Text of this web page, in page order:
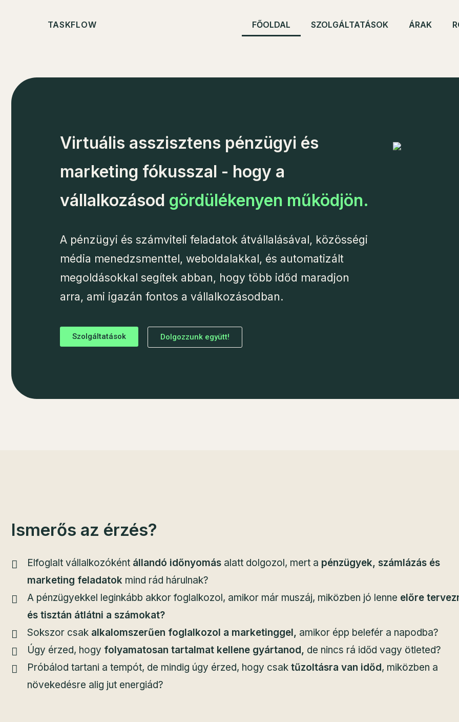
TASKFLOW FŐOLDAL SZOLGÁLTATÁSOK ÁRAK
Virtuális asszisztens pénzügyi és
marketing fókusszal - hogy a
vállalkozásod gördülékenyen működjön.
A pénzügyi és számviteli feladatok átvállalásával, közösségi
média menedzsmenttel, weboldalakkal, és automatizált
megoldásokkal segítek abban, hogy több időd maradjon
arra, ami igazán fontos a vállalkozásodban.
Szolgáltatások Dolgozzunk együtt!
Ismerős az érzés?
Elfoglalt vállalkozóként állandó időnyomás alatt dolgozol, mert a pénzügyek, számlázás és
marketing feladatok mind rád hárulnak?
A pénzügyekkel leginkább akkor foglalkozol, amikor már muszáj, miközben jó lenne előre
és tisztán átlátni a számokat?
Sokszor csak alkalomszerűen foglalkozol a marketinggel, amikor épp belefér a napodba?
Úgy érzed, hogy folyamatosan tartalmat kellene gyártanod, de nincs rá időd vagy ötleted?
Próbálod tartani a tempót, de mindig úgy érzed, hogy csaktűzoltásra van időd, miközben a
növekedésre alig jut energiád?